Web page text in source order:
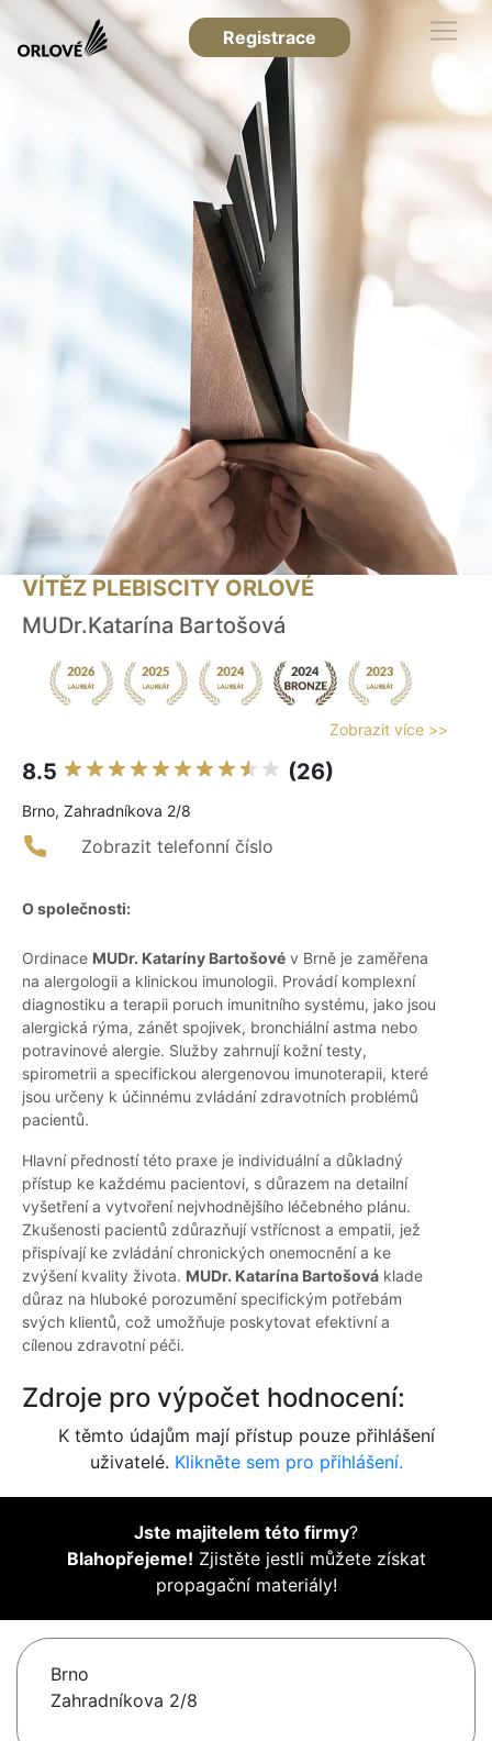
Registrace
VÍTĚZ PLEBISCITY ORLOVÉ
MUDr.Katarína Bartošová
Zobrazit více >>
8.5 (26)
Brno, Zahradníkova 2/8
Zobrazit telefonní číslo
O společnosti:
Ordinace MUDr. Kataríny Bartošové v Brně je zaměřena
na alergologii a klinickou imunologii. Provádí komplexní
diagnostiku a terapii poruch imunitního systému, jako jsou
alergická rýma, zánět spojivek, bronchiální astma nebo
potravinové alergie. Služby zahrnují kožní testy,
spirometrii a specifickou alergenovou imunoterapii, které
jsou určeny k účinnému zvládání zdravotních problémů
pacientů.
Hlavní předností této praxe je individuální a důkladný
přístup ke každému pacientovi, s důrazem na detailní
vyšetření a vytvoření nejvhodnějšího léčebného plánu.
Zkušenosti pacientů zdůrazňují vstřícnost a empatii, jež
přispívají ke zvládání chronických onemocnění a ke
zvýšení kvality života. MUDr. Katarína Bartošová klade
důraz na hluboké porozumění specifickým potřebám
svých klientů, což umožňuje poskytovat efektivní a
cílenou zdravotní péči.
Zdroje pro výpočet hodnocení:
K těmto údajům mají přístup pouze přihlášení
uživatelé. Klikněte sem pro přihlášení.
Jste majitelem této firmy?
Blahopřejeme! Zjistěte jestli můžete získat
propagační materiály!
Brno
Zahradníkova 2/8